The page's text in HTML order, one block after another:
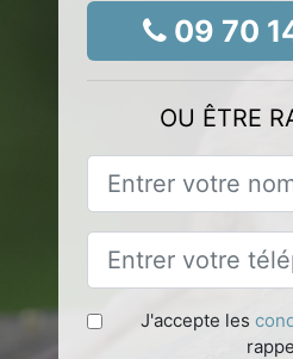
09 70
OU ÊTRE
J'accepte les